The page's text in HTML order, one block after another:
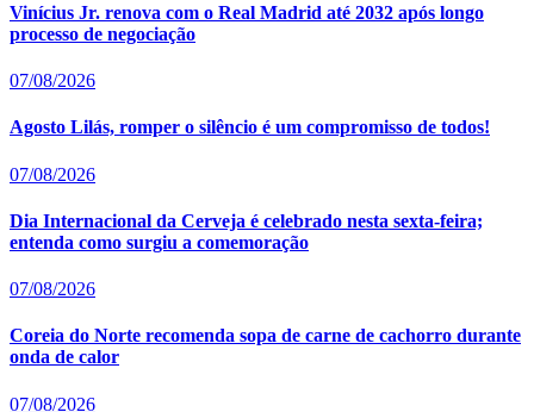
Vinícius Jr. renova com o Real Madrid até 2032 após longo
processo de negociação
07/08/2026
Agosto Lilás, romper o silêncio é um compromisso de todos!
07/08/2026
Dia Internacional da Cerveja é celebrado nesta sexta-feira;
entenda como surgiu a comemoração
07/08/2026
Coreia do Norte recomenda sopa de carne de cachorro durante
onda de calor
07/08/2026